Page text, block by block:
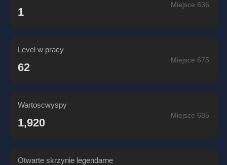
1
Miejsce 636
Level w pracy
62
Miejsce 675
Wartoscwyspy
1,920
Miejsce 685
Otwarte skrzynie legendarne